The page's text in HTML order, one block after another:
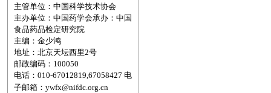
主管单位：中国科学技术协会
主办单位：中国药学会承办：中国
食品药品检定研究院
主编：金少鸿
地址：北京天坛西里2号
邮政编码：100050
电话：010-67012819,67058427 电
子邮箱： ywfx@nifdc.org.cn